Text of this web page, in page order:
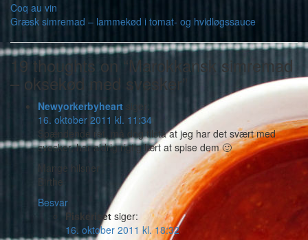
Coq au vin
Græsk simremad – lammekød i tomat- og hvidløgssauce
19 thoughts on “Marokkansk simremad
– oksekød med svesker”
Newyorkerbyheart siger:
16. oktober 2011 kl. 11:34
Spændende ret, må dog tilstå at jeg har det svært med
svesker, har aldrig rigtig lært at spise dem 🙂
Mange hilsner
Birthe
Besvar
Piskeriset siger:
16. oktober 2011 kl. 18:32